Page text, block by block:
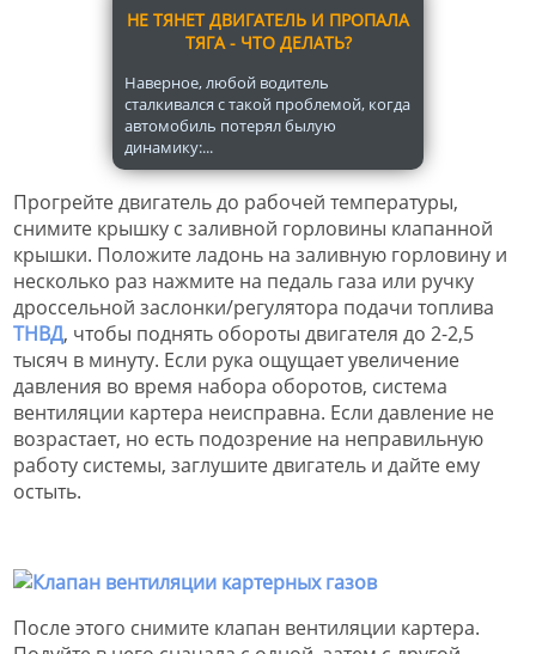
НЕ ТЯНЕТ ДВИГАТЕЛЬ И ПРОПАЛА
ТЯГА - ЧТО ДЕЛАТЬ?
Наверное, любой водитель
сталкивался с такой проблемой, когда
автомобиль потерял былую
динамику:...
Прогрейте двигатель до рабочей температуры,
снимите крышку с заливной горловины клапанной
крышки. Положите ладонь на заливную горловину и
несколько раз нажмите на педаль газа или ручку
дроссельной заслонки/регулятора подачи топлива
ТНВД, чтобы поднять обороты двигателя до 2-2,5
тысяч в минуту. Если рука ощущает увеличение
давления во время набора оборотов, система
вентиляции картера неисправна. Если давление не
возрастает, но есть подозрение на неправильную
работу системы, заглушите двигатель и дайте ему
остыть.
После этого снимите клапан вентиляции картера.